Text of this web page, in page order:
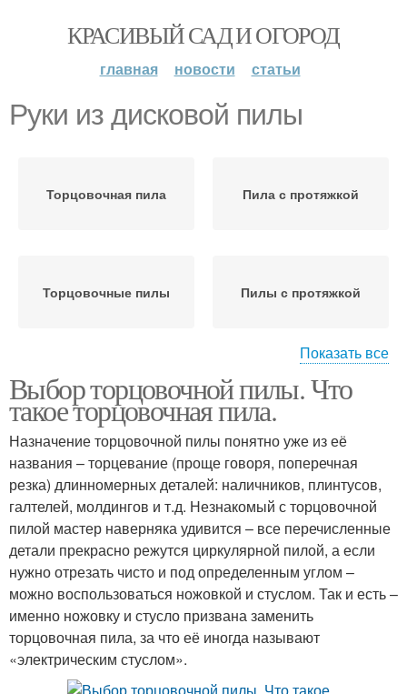
КРАСИВЫЙ САД И ОГОРОД
главная новости статьи
Руки из дисковой пилы
Торцовочная пила Пила с протяжкой
Торцовочные пилы Пилы с протяжкой
Торцевая пила Сабельная пила
Пила из дисковой пилы Пила по металлу
Пилы по металлу
Показать все
Выбор торцовочной пилы. Что
такое торцовочная пила.
Назначение торцовочной пилы понятно уже из её
названия – торцевание (проще говоря, поперечная
резка) длинномерных деталей: наличников, плинтусов,
галтелей, молдингов и т.д. Незнакомый с торцовочной
пилой мастер наверняка удивится – все перечисленные
детали прекрасно режутся циркулярной пилой, а если
нужно отрезать чисто и под определенным углом –
можно воспользоваться ножовкой и стуслом. Так и есть –
именно ножовку и стусло призвана заменить
торцовочная пила, за что её иногда называют
«электрическим стуслом».